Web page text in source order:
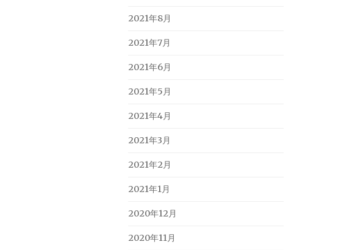
2021年8月
2021年7月
2021年6月
2021年5月
2021年4月
2021年3月
2021年2月
2021年1月
2020年12月
2020年11月